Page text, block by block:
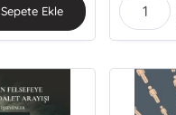
Sepete Ekle